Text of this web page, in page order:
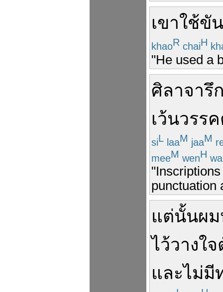
เขาใช้ขัน
khaoR chaiH
"He used a
ศิลาจารึ
เว้นวรร
siL laaM jaaM
meeM wenH
punctuation
แต่นั้นผม
ไว้วางใจ
และไม่มี